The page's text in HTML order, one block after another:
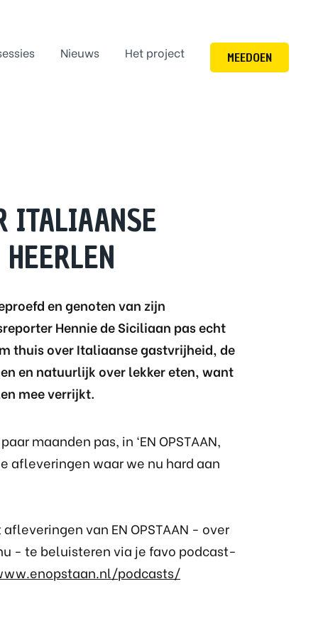
Nieuws Het project MEEDOEN
ITALIAANSE
en genoten van zijn
Hennie de Siciliaan pas echt
thuis over Italiaanse gastvrijheid, de
en natuurlijk over lekker eten, want
mee verrijkt.
maanden pas, in ‘EN OPSTAAN,
afleveringen waar we nu hard aan
van EN OPSTAAN - over
- te beluisteren via je favo podcast-
podcasts/